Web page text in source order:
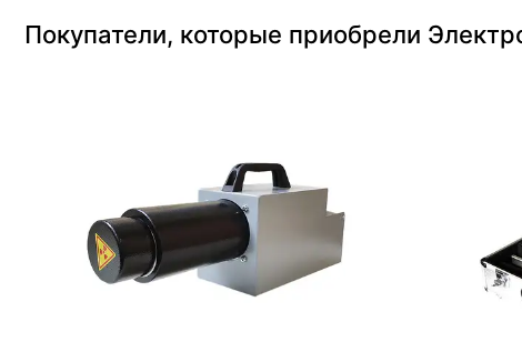
Покупатели, которые приобрели